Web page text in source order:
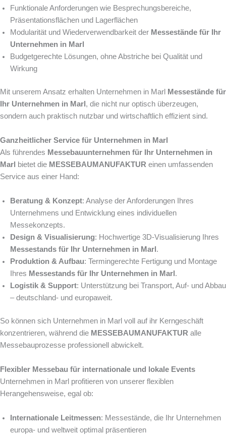
Funktionale Anforderungen wie Besprechungsbereiche,
Präsentationsflächen und Lagerflächen
Modularität und Wiederverwendbarkeit der Messestände für Ihr
Unternehmen in Marl
Budgetgerechte Lösungen, ohne Abstriche bei Qualität und
Wirkung
Mit unserem Ansatz erhalten Unternehmen in Marl
Messestände für
Ihr Unternehmen in Marl , die nicht nur optisch überzeugen,
sondern auch praktisch nutzbar und wirtschaftlich effizient sind.
Ganzheitlicher Service für Unternehmen in Marl
Als führendes Messebauunternehmen für Ihr Unternehmen in
Marl
bietet die MESSEBAUMANUFAKTUR einen umfassenden
Service aus einer Hand:
Beratung & Konzept: Analyse der Anforderungen Ihres
Unternehmens und Entwicklung eines individuellen
Messekonzepts.
Design & Visualisierung: Hochwertige 3D-Visualisierung Ihres
Messestands für Ihr Unternehmen in Marl .
Produktion & Aufbau: Termingerechte Fertigung und Montage
Ihres Messestands für Ihr Unternehmen in Marl .
Logistik & Support: Unterstützung bei Transport, Auf- und Abbau
– deutschland- und europaweit.
So können sich Unternehmen in Marl voll auf ihr Kerngeschäft
konzentrieren, während die MESSEBAUMANUFAKTUR alle
Messebauprozesse professionell abwickelt.
Flexibler Messebau für internationale und lokale Events
Unternehmen in Marl profitieren von unserer flexiblen
Herangehensweise, egal ob:
Internationale Leitmessen: Messestände, die Ihr Unternehmen
europa- und weltweit optimal präsentieren